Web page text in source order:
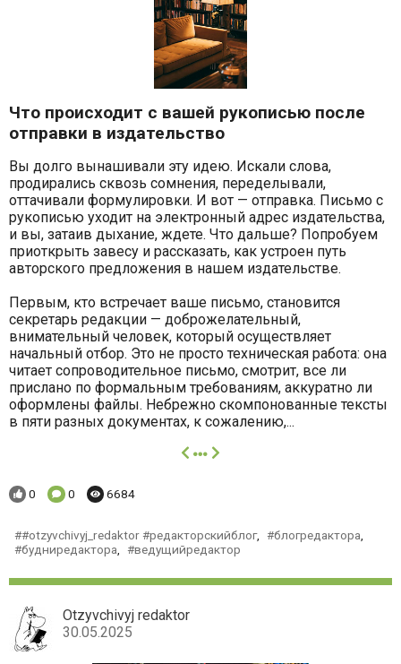
Что происходит с вашей рукописью после
отправки в издательство
Вы долго вынашивали эту идею. Искали слова,
продирались сквозь сомнения, переделывали,
оттачивали формулировки. И вот — отправка. Письмо с
рукописью уходит на электронный адрес издательства,
и вы, затаив дыхание, ждете. Что дальше? Попробуем
приоткрыть завесу и рассказать, как устроен путь
авторского предложения в нашем издательстве.
Первым, кто встречает ваше письмо, становится
секретарь редакции — доброжелательный,
внимательный человек, который осуществляет
начальный отбор. Это не просто техническая работа: она
читает сопроводительное письмо, смотрит, все ли
прислано по формальным требованиям, аккуратно ли
оформлены файлы. Небрежно скомпонованные тексты
в пяти разных документах, к сожалению,...
далее
Понравилось:
0 Комментариев:
0 Просмотров:
6684
#otzyvchivyj_redaktor #редакторскийблог, блогредактора
будниредактора
ведущийредактор
Otzyvchivyj redaktor
30.05.2025